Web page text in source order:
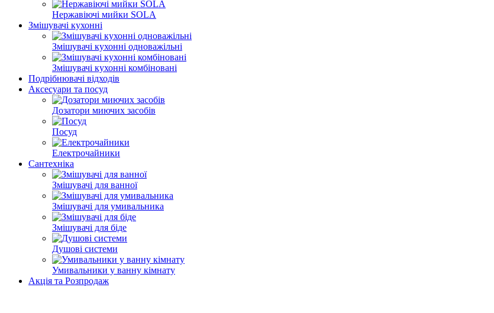
Нержавіючі мийки SOLA
Змішувачі кухонні
Змішувачі кухонні одноважільні
Змішувачі кухонні комбіновані
Подрібнювачі відходів
Аксесуари та посуд
Дозатори миючих засобів
Посуд
Електрочайники
Сантехніка
Змішувачі для ванної
Змішувачі для умивальника
Змішувачі для біде
Душові системи
Умивальники у ванну кімнату
Акція та Розпродаж